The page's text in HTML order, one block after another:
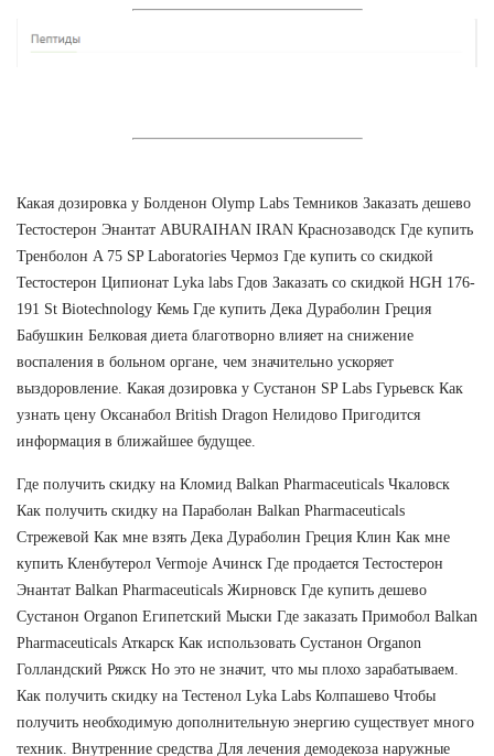
Какая дозировка у Болденон Olymp Labs Темников Заказать дешево
Тестостерон Энантат ABURAIHAN IRAN Краснозаводск Где купить
Тренболон A 75 SP Laboratories Чермоз Где купить со скидкой
Тестостерон Ципионат Lyka labs Гдов Заказать со скидкой HGH 176-
191 St Biotechnology Кемь Где купить Дека Дураболин Греция
Бабушкин Белковая диета благотворно влияет на снижение
воспаления в больном органе, чем значительно ускоряет
выздоровление. Какая дозировка у Сустанон SP Labs Гурьевск Как
узнать цену Оксанабол British Dragon Нелидово Пригодится
информация в ближайшее будущее.
Где получить скидку на Кломид Balkan Pharmaceuticals Чкаловск
Как получить скидку на Параболан Balkan Pharmaceuticals
Стрежевой Как мне взять Дека Дураболин Греция Клин Как мне
купить Кленбутерол Vermoje Ачинск Где продается Тестостерон
Энантат Balkan Pharmaceuticals Жирновск Где купить дешево
Сустанон Organon Египетский Мыски Где заказать Примобол Balkan
Pharmaceuticals Аткарск Как использовать Сустанон Organon
Голландский Ряжск Но это не значит, что мы плохо зарабатываем.
Как получить скидку на Тестенол Lyka Labs Колпашево Чтобы
получить необходимую дополнительную энергию существует много
техник. Внутренние средства Для лечения демодекоза наружные